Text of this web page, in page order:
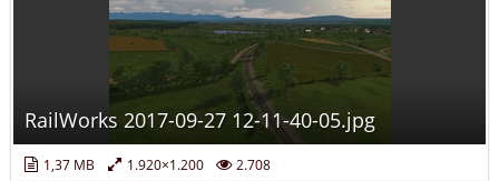
RailWorks 2017-09-27 12-11-40-05.jpg
1,37 MB 1.920×1.200 2.708